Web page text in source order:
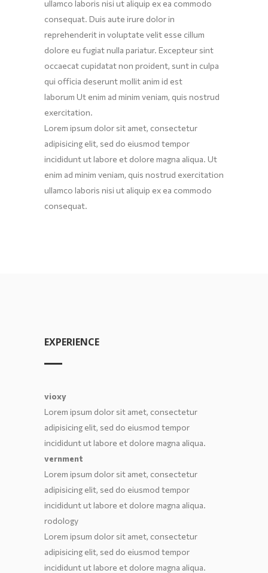
ullamco laboris nisi ut aliquip ex ea commodo
consequat. Duis aute irure dolor in
reprehenderit in voluptate velit esse cillum
dolore eu fugiat nulla pariatur. Excepteur sint
occaecat cupidatat non proident, sunt in culpa
qui officia deserunt mollit anim id est
laborum Ut enim ad minim veniam, quis nostrud
exercitation.
Lorem ipsum dolor sit amet, consectetur
adipisicing elit, sed do eiusmod tempor
incididunt ut labore et dolore magna aliqua. Ut
enim ad minim veniam, quis nostrud exercitation
ullamco laboris nisi ut aliquip ex ea commodo
consequat.
EXPERIENCE
vioxy
Lorem ipsum dolor sit amet, consectetur
adipisicing elit, sed do eiusmod tempor
incididunt ut labore et dolore magna aliqua.
vernment
Lorem ipsum dolor sit amet, consectetur
adipisicing elit, sed do eiusmod tempor
incididunt ut labore et dolore magna aliqua.
rodology
Lorem ipsum dolor sit amet, consectetur
adipisicing elit, sed do eiusmod tempor
incididunt ut labore et dolore magna aliqua.